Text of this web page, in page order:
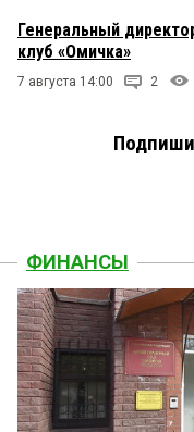
Генеральный
клуб «Омичка»
7 августа 14:00 2
ФИНАНСЫ